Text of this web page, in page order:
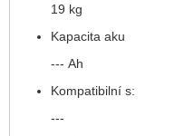
19 kg
Kapacita aku
--- Ah
Kompatibilní s:
---